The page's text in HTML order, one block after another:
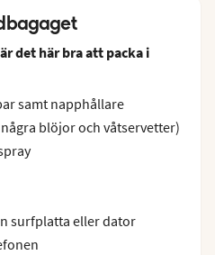
det här bra att packa i
samt napphållare
blöjor och våtservetter)
surfplatta eller dator